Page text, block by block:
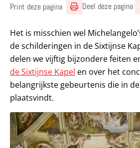
Print deze pagina Deel deze pagina
Het is misschien wel
de schilderingen in de Sixtijnse
delen we vijftig bijzondere feiten
de Sixtijnse Kapel en over het
belangrijkste gebeurtenis die in
plaatsvindt.